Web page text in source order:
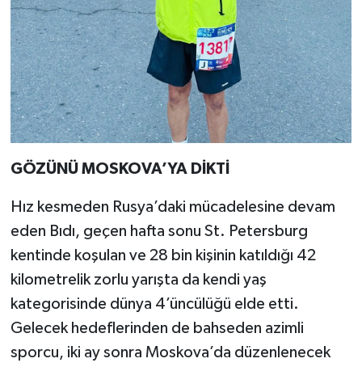
GÖZÜNÜ MOSKOVA’YA DİKTİ
Hız kesmeden Rusya’daki mücadelesine devam
eden Bıdı, geçen hafta sonu St. Petersburg
kentinde koşulan ve 28 bin kişinin katıldığı 42
kilometrelik zorlu yarışta da kendi yaş
kategorisinde dünya 4’üncülüğü elde etti.
Gelecek hedeflerinden de bahseden azimli
sporcu, iki ay sonra Moskova’da düzenlenecek